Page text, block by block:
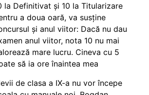
la Definitivat și 10 la Titularizare
a doua oară, va susține
și anul viitor: Dacă nu dau
anul viitor, nota 10 nu mai
mare lucru. Cineva cu 5
să ia ore înaintea mea
de clasa a IX-a nu vor începe